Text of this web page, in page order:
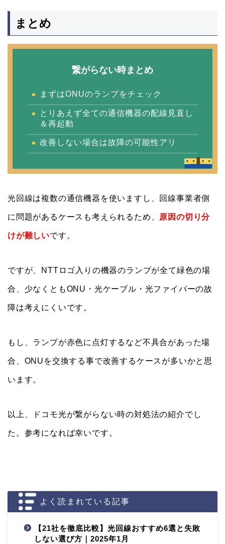
まとめ
繋がらない時まとめ
まずはONUのランプをチェック
とりあえず全ての通信機器の配線見直し
＆再起動
改善しない場合は故障の可能性アリ
光回線は複数の通信機器を使いますし、回線事業者側
に問題があるケースも考えられるため、 原因の切り分
けが難しいです。
ですが、NTTロゴ入りの機器のランプが全て緑色の場
合、少なくともONU・光ケーブル・光ファイバーの故
障は考えにくいです。
もし、ランプが赤色に点灯するなど不具合があった場
合、ONUを交換する事で改善するケースが多いかと思
います。
以上、ドコモ光が繋がらない時の対処法の紹介でし
た。参考になれば幸いです。
よく読まれている記事
【21社を徹底比較】光回線おすすめ6選と失敗
しない選び方｜2025年1月